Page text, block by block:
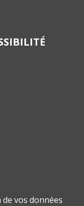
de vos données